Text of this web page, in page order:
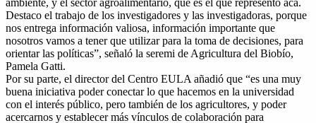
Destaco el trabajo de los investigadores y las investigadoras, porque
nos entrega información valiosa, información importante que
nosotros vamos a tener que utilizar para la toma de decisiones, para
orientar las políticas”, señaló la seremi de Agricultura del Biobío,
Pamela Gatti.
Por su parte, el director del Centro EULA añadió que “es una muy
buena iniciativa poder conectar lo que hacemos en la universidad
con el interés público, pero también de los agricultores, y poder
acercarnos y establecer más vínculos de colaboración para